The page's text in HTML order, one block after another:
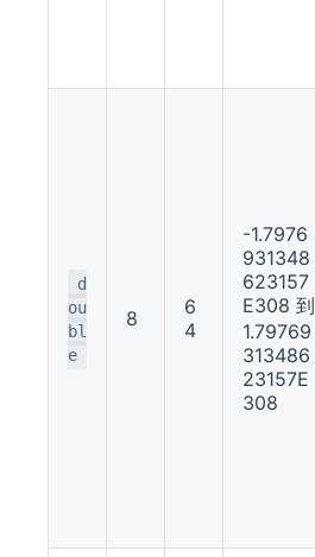
d
ou
bl
e
8
6
4
-1.7976
931348
623157
E308 到
1.79769
313486
23157E
308